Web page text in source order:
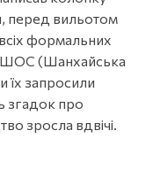
перед вильотом
формальних
ШОС (Шанхайська
їх запросили
згадок про
зросла вдвічі.